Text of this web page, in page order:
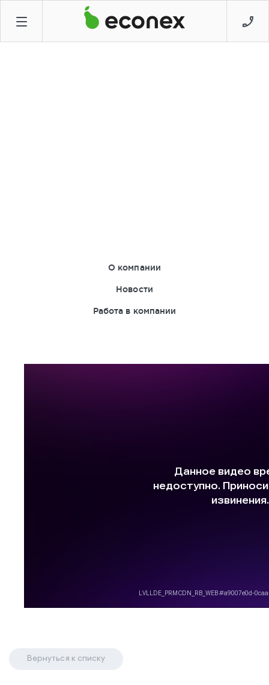
О компании
Новости
Работа в компании
Вернуться к списку